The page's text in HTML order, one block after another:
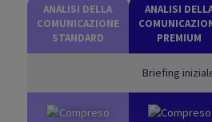
ANALISI DELLA
COMUNICAZIONE
STANDARD
ANALISI
PREMIUM
Briefing